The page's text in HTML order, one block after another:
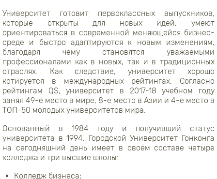
Университет готовит первоклассных выпускников,
которые открыты для новых идей, умеют
ориентироваться в современной меняющейся бизнес-
среде и быстро адаптируются к новым изменениям,
благодаря чему становятся уважаемыми
профессионалами как в новых, так и в традиционных
отраслях. Как следствие, университет хорошо
котируется в международных рейтингах. Согласно
рейтингам QS, университет в 2017-18 учебном году
занял 49-е место в мире, 8-е место в Азии и 4-е место в
ТОП-50 молодых университетов мира.
Основанный в 1984 году и получивший статус
университета в 1994, Городской Университет Гонконга
на сегодняшний день имеет в своём составе четыре
колледжа и три высшие школы:
Колледж бизнеса;